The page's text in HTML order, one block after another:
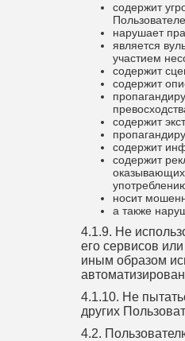
содержит
нарушает
является
участием
содержит
содержит
содержит
содержит
содержит
оказывающих
носит
а также
4.1.9. Не
его сервисов
иным образом
4.1.10. Не
других
4.2.